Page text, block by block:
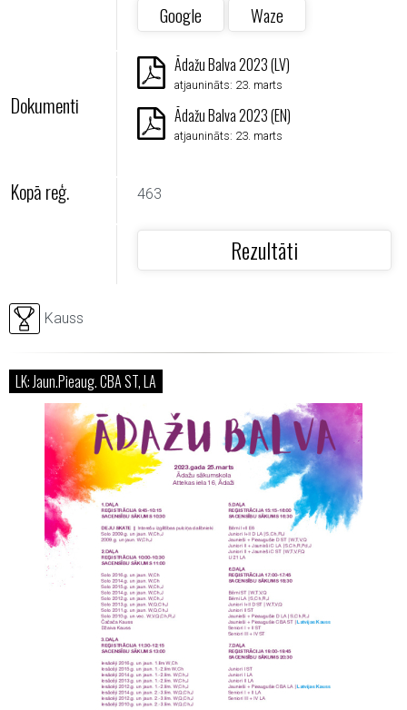
Google Waze
Dokumenti
Ādažu Balva 2023 (LV)
atjaunināts: 23. marts
Ādažu Balva 2023 (EN)
atjaunināts: 23. marts
Kopā reģ. 463
Rezultāti
Kauss
LK: Jaun.Pieaug. CBA ST, LA